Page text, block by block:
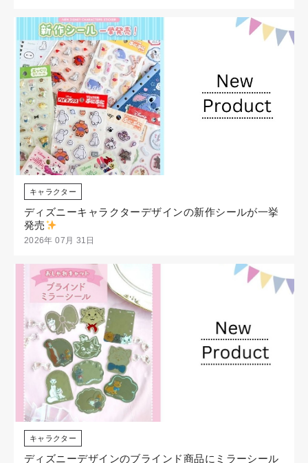
キャラクター
ディズニーキャラクターデザインの新作シールが一挙
発売
2026年 07月 31日
キャラクター
ディズニーデザインのブラインド商品にミラーシール